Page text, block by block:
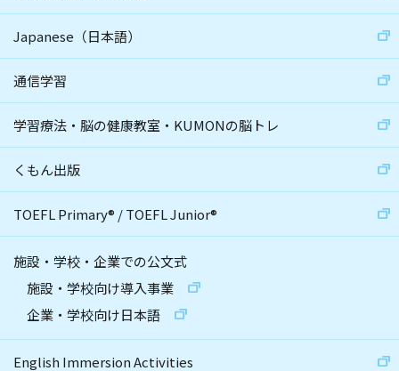
Japanese（日本語）
通信学習
学習療法・脳の健康教室・KUMONの脳トレ
くもん出版
TOEFL Primary® /TOEFL Junior®
施設・学校・企業での公文式
施設・学校向け導入事業
企業・学校向け日本語
English Immersion Activities